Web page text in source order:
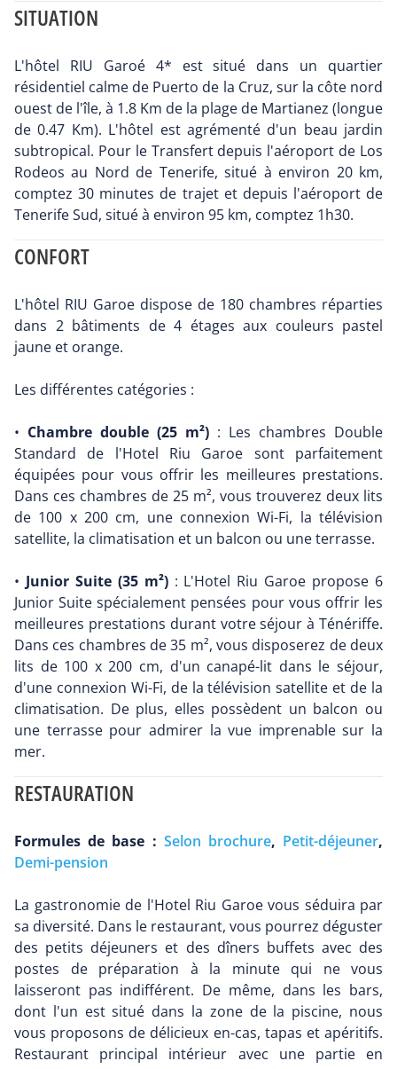
SITUATION
L'hôtel RIU Garoé 4* est situé dans un quartier
résidentiel calme de Puerto de la Cruz, sur la côte nord
ouest de l'île, à 1.8 Km de la plage de Martianez (longue
de 0.47 Km). L'hôtel est agrémenté d'un beau jardin
subtropical. Pour le Transfert depuis l'aéroport de Los
Rodeos au Nord de Tenerife, situé à environ 20 km,
comptez 30 minutes de trajet et depuis l'aéroport de
Tenerife Sud, situé à environ 95 km, comptez 1h30.
CONFORT
L'hôtel RIU Garoe dispose de 180 chambres réparties
dans 2 bâtiments de 4 étages aux couleurs pastel
jaune et orange.
Les différentes catégories :
• Chambre double (25 m²) : Les chambres Double
Standard de l'Hotel Riu Garoe sont parfaitement
équipées pour vous offrir les meilleures prestations.
Dans ces chambres de 25 m², vous trouverez deux lits
de 100 x 200 cm, une connexion Wi-Fi, la télévision
satellite, la climatisation et un balcon ou une terrasse.
• Junior Suite (35 m²): L'Hotel Riu Garoe propose 6
Junior Suite spécialement pensées pour vous offrir les
meilleures prestations durant votre séjour à Ténériffe.
Dans ces chambres de 35 m², vous disposerez de deux
lits de 100 x 200 cm, d'un canapé-lit dans le séjour,
d'une connexion Wi-Fi, de la télévision satellite et de la
climatisation. De plus, elles possèdent un balcon ou
une terrasse pour admirer la vue imprenable sur la
mer.
RESTAURATION
Formules de base : Selon brochure, Petit-déjeuner,
Demi-pension
La gastronomie de l'Hotel Riu Garoe vous séduira par
sa diversité. Dans le restaurant, vous pourrez déguster
des petits déjeuners et des dîners buffets avec des
postes de préparation à la minute qui ne vous
laisseront pas indifférent. De même, dans les bars,
dont l'un est situé dans la zone de la piscine, nous
vous proposons de délicieux en-cas, tapas et apéritifs.
Restaurant principal intérieur avec une partie en